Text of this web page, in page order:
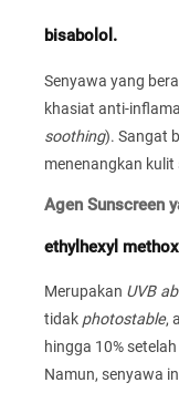
bisabolol.
Senyawa yang
khasiat anti-
soothing). Sangat
menenangkan kulit
Agen Sunscreen
ethylhexyl
Merupakan UVB
tidak photostable,
hingga 10%
Namun, senyawa